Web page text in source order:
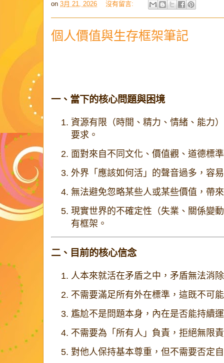
on 3月 21, 2026 沒有留言:
個人價值與生存框架筆記
一、當下的核心問題與困境
資源有限（時間、精力、情緒、能力
要求。
面對來自不同文化、價值觀、道德標
外界「應該如何活」的聲音過多，容
無法避免忽略某些人或某些價值，帶
現實世界的不確定性（失業、關係變
有框架。
二、目前的核心信念
人本來就活在矛盾之中，矛盾無法消
不需要滿足所有外在標準，這既不可
尷尬不是問題本身，內在是否能持續
不需要為「所有人」負責，拒絕無限
對他人保持基本尊重，但不需要否定